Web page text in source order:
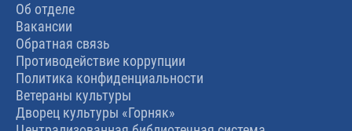
Об отделе
Вакансии
Обратная связь
Противодействие коррупции
Политика конфиденциальности
Ветераны культуры
Дворец культуры «Горняк»